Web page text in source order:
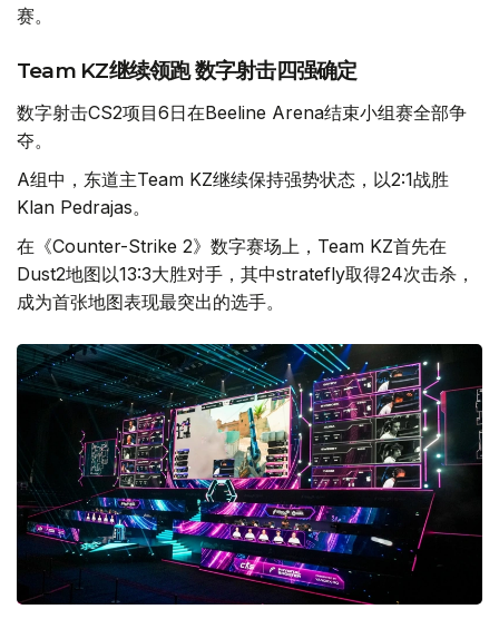
赛。
Team KZ继续领跑 数字射击四强确定
数字射击CS2项目6日在Beeline Arena结束小组赛全部争
夺。
A组中，东道主Team KZ继续保持强势状态，以2:1战胜
Klan Pedrajas。
在《Counter-Strike 2》数字赛场上，Team KZ首先在
Dust2地图以13:3大胜对手，其中stratefly取得24次击杀，
成为首张地图表现最突出的选手。